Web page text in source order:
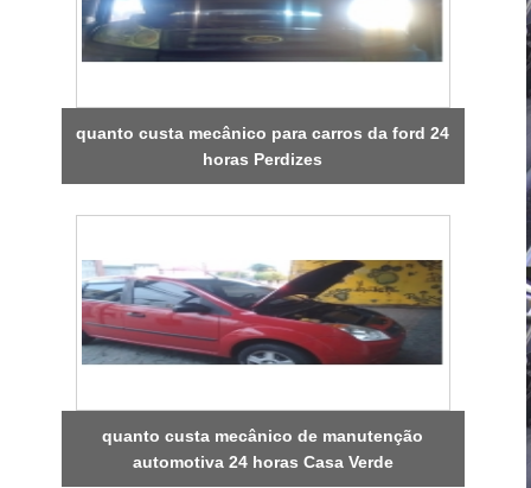
quanto custa mecânico para carros da ford 24
horas Perdizes
quanto custa mecânico de manutenção
automotiva 24 horas Casa Verde